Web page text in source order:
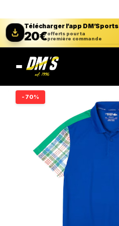
Télécharger l’app DM’Sports
20€offerts pour ta
première commande
-70%